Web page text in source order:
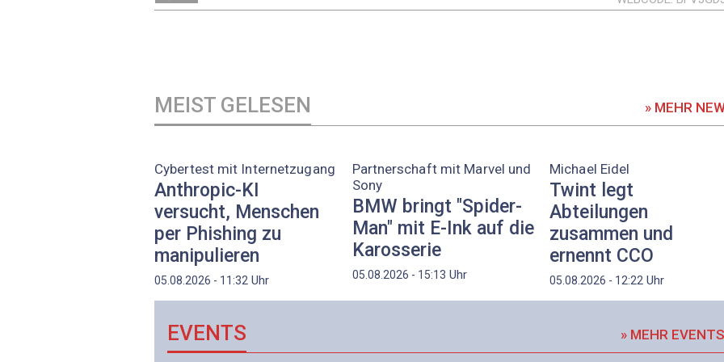
MEIST GELESEN » MEHR
Cybertest mit Internetzugang
Anthropic-KI
versucht, Menschen
per Phishing zu
manipulieren
05.08.2026 - 11:32 Uhr
Partnerschaft mit Marvel und
Sony
BMW bringt "Spider-
Man" mit E-Ink auf die
Karosserie
05.08.2026 - 15:13 Uhr
Michael Eidel
Twint legt
Abteilungen
zusammen und
ernennt CCO
05.08.2026 - 12:22 Uhr
EVENTS » MEHR